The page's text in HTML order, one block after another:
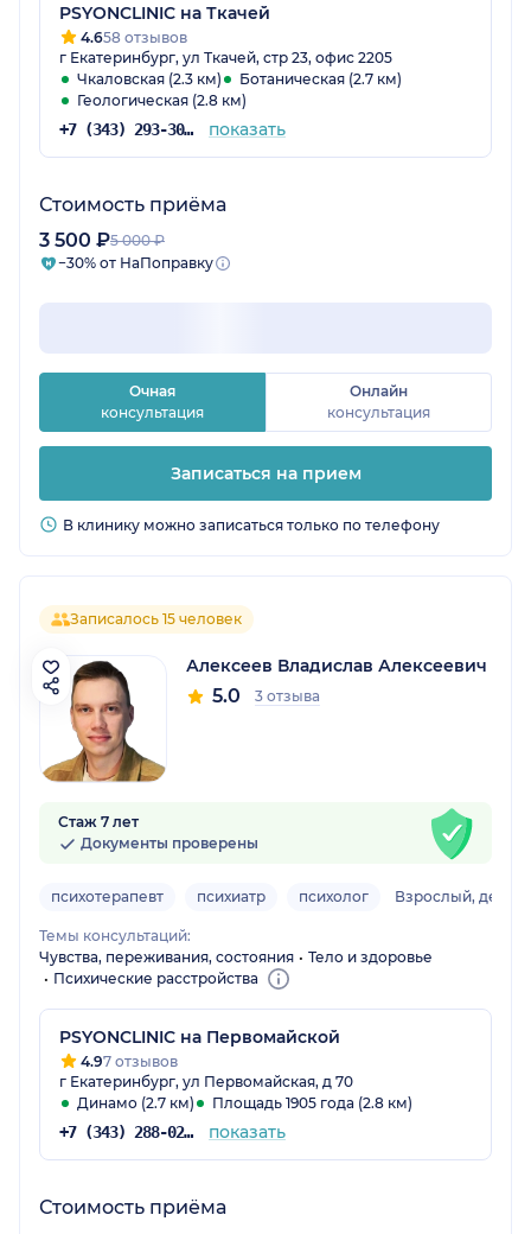
PSYONCLINIC на Ткачей
4.658 отзывов
г Екатеринбург, ул Ткачей, стр 23, офис 2205
Чкаловская (2.3 км)
Ботаническая (2.7 км)
Геологическая (2.8 км)
+7 (343) 293-30-75 показать
Стоимость приёма
3 500 ₽5 000 ₽
−30% от НаПоправку
Очная
консультация
Онлайн
консультация
Записаться на прием
В клинику можно записаться только по телефону
Записалось 15 человек
Алексеев Владислав Алексеевич
5.0 3 отзыва
Стаж 7 лет
Документы проверены
психотерапевт психиатр психолог Взрослый,
Темы консультаций:
Чувства, переживания, состояния
Тело и здоровье
Психические расстройства
PSYONCLINIC на Первомайской
4.97 отзывов
г Екатеринбург, ул Первомайская, д 70
Динамо (2.7 км)
Площадь 1905 года (2.8 км)
+7 (343) 288-02-66 показать
Стоимость приёма